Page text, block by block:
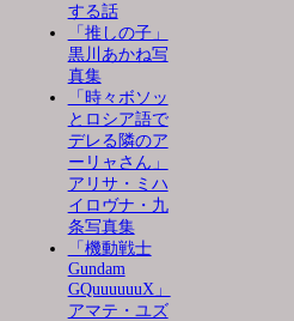
する話
「推しの子」
黒川あかね写
真集
「時々ボソッ
とロシア語で
デレる隣のア
ーリャさん」
アリサ・ミハ
イロヴナ・九
条写真集
「機動戦士
Gundam
GQuuuuuuX」
アマテ・ユズ